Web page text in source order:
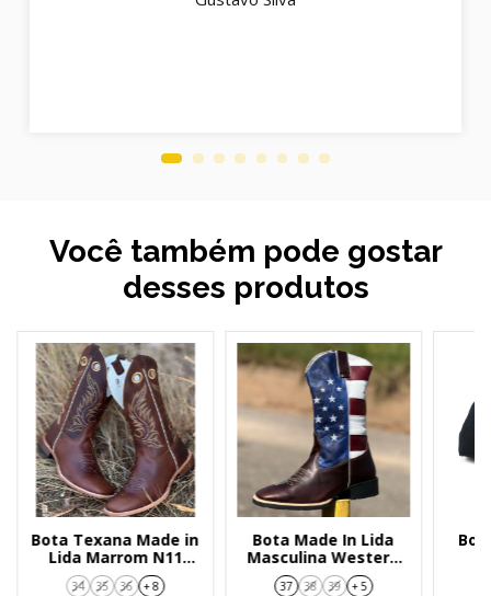
Você também pode gostar
desses produtos
Bota Texana Made in
Lida Marrom N11
FOSSIL tabaco
34 35 36 + 8
Bota Made In Lida
Masculina Western
USA Flex 1474
37 38 39 + 5